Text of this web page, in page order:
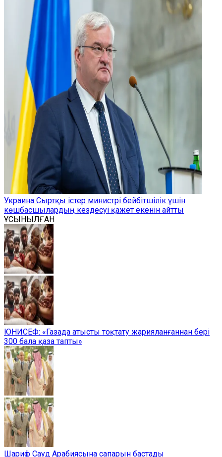
Украина Сыртқы істер министрі бейбітшілік үшін
көшбасшылардың кездесуі қажет екенін айтты
ҰСЫНЫЛҒАН
ЮНИСЕФ: «Газада атысты тоқтату жарияланғаннан бері
300 бала қаза тапты»
Шариф Сауд Арабиясына сапарын бастады